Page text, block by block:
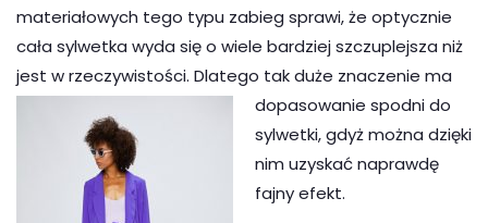
materiałowych tego typu zabieg sprawi, że optycznie
cała sylwetka wyda się o wiele bardziej szczuplejsza niż
jest w rzeczywistości. Dlatego tak duże znaczenie ma
dopasowanie spodni do
sylwetki, gdyż można dzięki
nim uzyskać naprawdę
fajny efekt.